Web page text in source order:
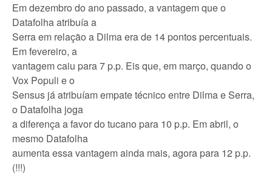
Em dezembro do ano passado, a vantagem que o
Datafolha atribuía a
Serra em relação a Dilma era de 14 pontos percentuais.
Em fevereiro, a
vantagem caiu para 7 p.p. Eis que, em março, quando o
Vox Populi e o
Sensus já atribuíam empate técnico entre Dilma e Serra,
o Datafolha joga
a diferença a favor do tucano para 10 p.p. Em abril, o
mesmo Datafolha
aumenta essa vantagem ainda mais, agora para 12 p.p.
(!!!)